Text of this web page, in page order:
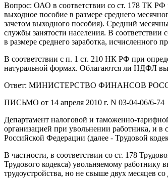
Вопрос: ОАО в соответствии со ст. 178 ТК РФ
выходное пособие в размере среднего
зачетом выходного пособия). Средний
службы занятости населения. В
в размере среднего заработка, исчисленного
В соответствии с п. 1 ст. 210 НК РФ при
натуральной формах. Облагаются ли НДФЛ
Ответ: МИНИСТЕРСТВО ФИНАНСОВ
ПИСЬМО от 14 апреля 2010 г. N 03-04-06/6-74
Департамент налоговой и таможенно-
организацией при увольнении работника, и в
Российской Федерации (далее - Трудовой
В частности, в соответствии со ст. 178
Трудового кодекса) увольняемому работнику
трудоустройства, но не свыше двух месяцев